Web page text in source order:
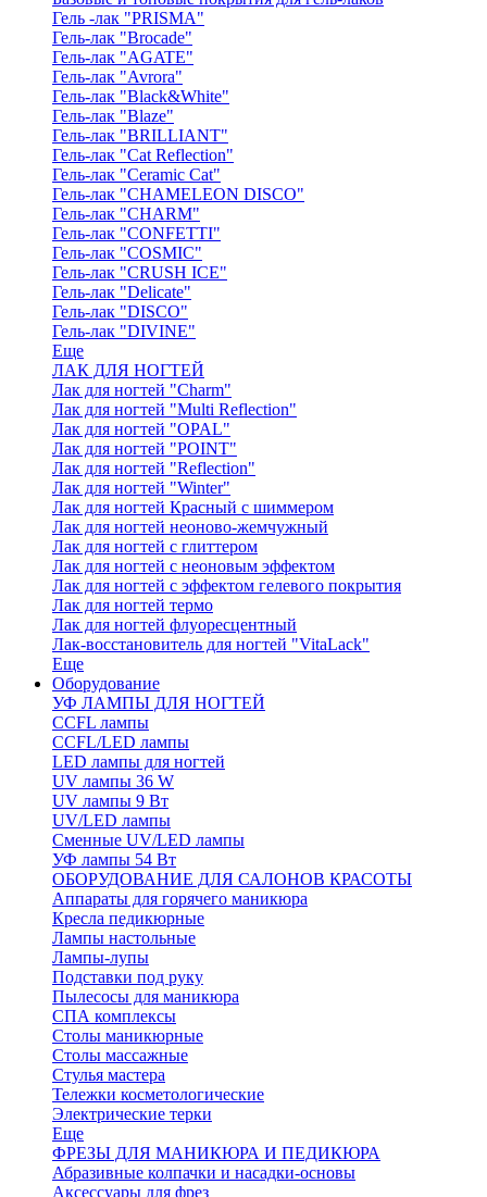
Гель -лак "PRISMA"
Гель-лак "Brocade"
Гель-лак "AGATE"
Гель-лак "Avrora"
Гель-лак "Black&White"
Гель-лак "Blaze"
Гель-лак "BRILLIANT"
Гель-лак "Cat Reflection"
Гель-лак "Ceramic Cat"
Гель-лак "CHAMELEON DISCO"
Гель-лак "CHARM"
Гель-лак "CONFETTI"
Гель-лак "COSMIC"
Гель-лак "CRUSH ICE"
Гель-лак "Delicate"
Гель-лак "DISCO"
Гель-лак "DIVINE"
Еще
ЛАК ДЛЯ НОГТЕЙ
Лак для ногтей "Charm"
Лак для ногтей "Multi Reflection"
Лак для ногтей "OPAL"
Лак для ногтей "POINT"
Лак для ногтей "Reflection"
Лак для ногтей "Winter"
Лак для ногтей Красный с шиммером
Лак для ногтей неоново-жемчужный
Лак для ногтей с глиттером
Лак для ногтей с неоновым эффектом
Лак для ногтей с эффектом гелевого покрытия
Лак для ногтей термо
Лак для ногтей флуоресцентный
Лак-восстановитель для ногтей "VitaLack"
Еще
Оборудование
УФ ЛАМПЫ ДЛЯ НОГТЕЙ
CCFL лампы
CCFL/LED лампы
LED лампы для ногтей
UV лампы 36 W
UV лампы 9 Вт
UV/LED лампы
Сменные UV/LED лампы
УФ лампы 54 Вт
ОБОРУДОВАНИЕ ДЛЯ САЛОНОВ КРАСОТЫ
Аппараты для горячего маникюра
Кресла педикюрные
Лампы настольные
Лампы-лупы
Подставки под руку
Пылесосы для маникюра
СПА комплексы
Столы маникюрные
Столы массажные
Стулья мастера
Тележки косметологические
Электрические терки
Еще
ФРЕЗЫ ДЛЯ МАНИКЮРА И ПЕДИКЮРА
Абразивные колпачки и насадки-основы
Аксессуары для фрез